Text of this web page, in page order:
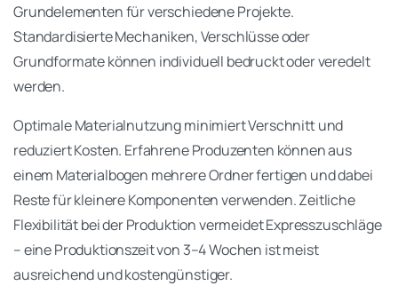
Grundelementen für verschiedene Projekte.
Standardisierte Mechaniken, Verschlüsse oder
Grundformate können individuell bedruckt oder veredelt
werden.
Optimale Materialnutzung minimiert Verschnitt und
reduziert Kosten. Erfahrene Produzenten können aus
einem Materialbogen mehrere Ordner fertigen und dabei
Reste für kleinere Komponenten verwenden. Zeitliche
Flexibilität bei der Produktion vermeidet Expresszuschläge
– eine Produktionszeit von 3–4 Wochen ist meist
ausreichend und kostengünstiger.